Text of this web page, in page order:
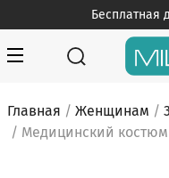
to
content
Бесплатная
MILWHITE —
Главная / Женщинам /
/ Медицинский